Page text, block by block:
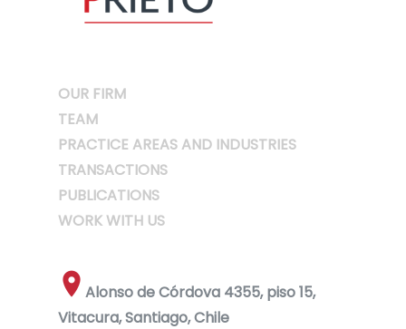
OUR FIRM
TEAM
PRACTICE AREAS AND INDUSTRIES
TRANSACTIONS
PUBLICATIONS
WORK WITH US
Alonso de Córdova 4355, piso 15,
Vitacura, Santiago, Chile